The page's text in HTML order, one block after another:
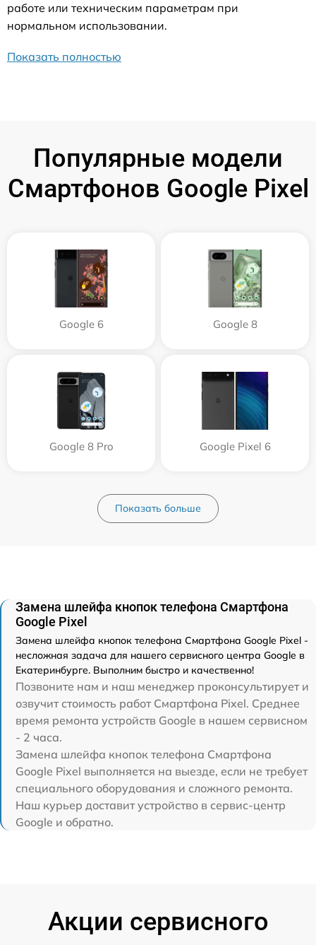
работе или техническим параметрам при
нормальном использовании.
Показать полностью
Популярные модели
Смартфонов Google Pixel
Google 6 Google 8
Google 8 Pro Google Pixel 6
Показать больше
Замена шлейфа кнопок телефона Смартфона
Google Pixel
Замена шлейфа кнопок телефона Смартфона Google Pixel -
несложная задача для нашего сервисного центра Google в
Екатеринбурге. Выполним быстро и качественно!
Позвоните нам и наш менеджер проконсультирует и
озвучит стоимость работ Смартфона Pixel. Среднее
время ремонта устройств Google в нашем сервисном
- 2 часа.
Замена шлейфа кнопок телефона Смартфона
Google Pixel выполняется на выезде, если не требует
специального оборудования и сложного ремонта.
Наш курьер доставит устройство в сервис-центр
Google и обратно.
Акции сервисного